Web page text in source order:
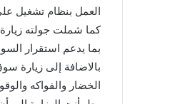
العمل بنظام تشغيل على مدار 24 ساعة بما يسهم في تعزيز جاهزية الإمدادات
بما يدعم استقرار
بالاضافة إلى زيارة
الخضار والفواكه